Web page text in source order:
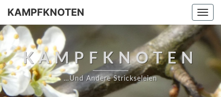
Skip
content
KAMPFKNOTEN
KAMPFKNOTEN
…und Andere Strickseleien